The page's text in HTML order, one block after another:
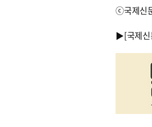
ⓒ국제신
▶[국제